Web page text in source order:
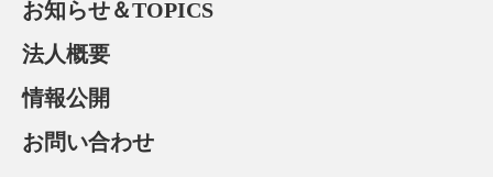
お知らせ＆TOPICS
法人概要
情報公開
お問い合わせ